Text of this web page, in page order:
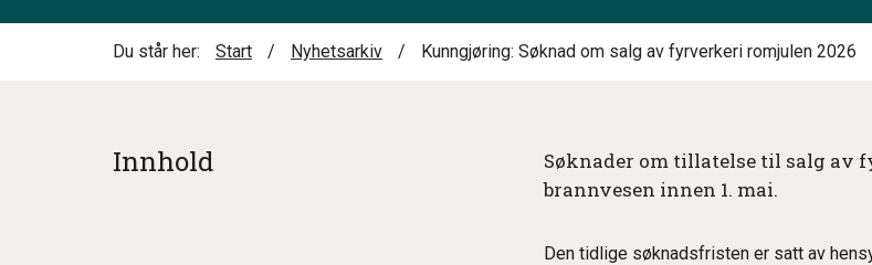
Du står her: Start / Nyhetsarkiv / Kunngjøring: Søknad om salg av fyrverkeri romjulen 2026
Innhold
Søknader om tillatelse til salg av
brannvesen innen 1. mai.
Den tidlige søknadsfristen er satt av